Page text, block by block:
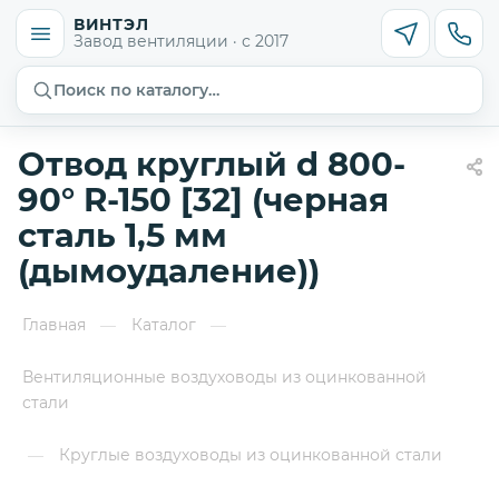
ВИНТЭЛ
Завод вентиляции · с 2017
Поиск по каталогу…
Отвод круглый d 800-
90° R-150 [32] (черная
сталь 1,5 мм
(дымоудаление))
Главная — Каталог —
Вентиляционные воздуховоды из оцинкованной
стали
— Круглые воздуховоды из оцинкованной стали